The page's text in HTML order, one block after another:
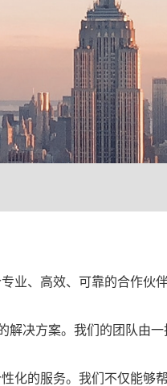
业、高效、可靠的合作伙
解决方案。我们的团队由一
化的服务。我们不仅能够